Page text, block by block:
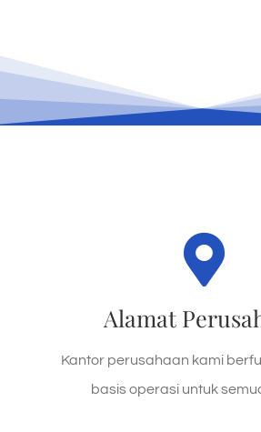
Alamat
Kantor perusahaan kami
basis operasi untuk
Lokasi
No. 01/988 ABC,
LIHAT DI MAPS